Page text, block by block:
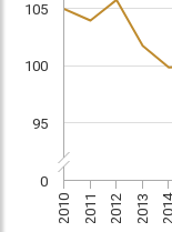
2010 2011 2012 2013 2014
0
95
100
105